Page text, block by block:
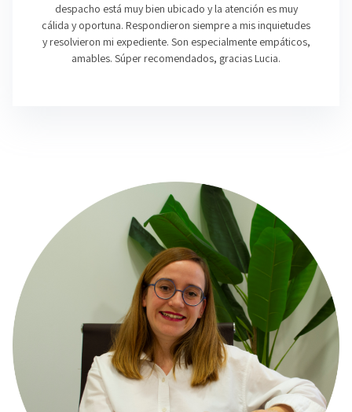
despacho está muy bien ubicado y la atención es muy
cálida y oportuna. Respondieron siempre a mis inquietudes
y resolvieron mi expediente. Son especialmente empáticos,
amables. Súper recomendados, gracias Lucia.